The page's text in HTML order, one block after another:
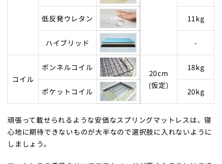
低反発ウレタン 11kg
ハイブリッド -
コイル
ボンネルコイル
20cm
(仮定)
18kg
ポケットコイル 20kg
頑張って載せられるような安価なスプリングマットレスは、寝
心地に期待できないものが大半なので選択肢に入れないように
しましょう。